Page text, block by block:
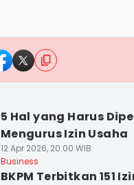
5 Hal yang Harus
Mengurus Izin Usaha
12 Apr 2026, 20:00 WIB
Business
BKPM Terbitkan 151